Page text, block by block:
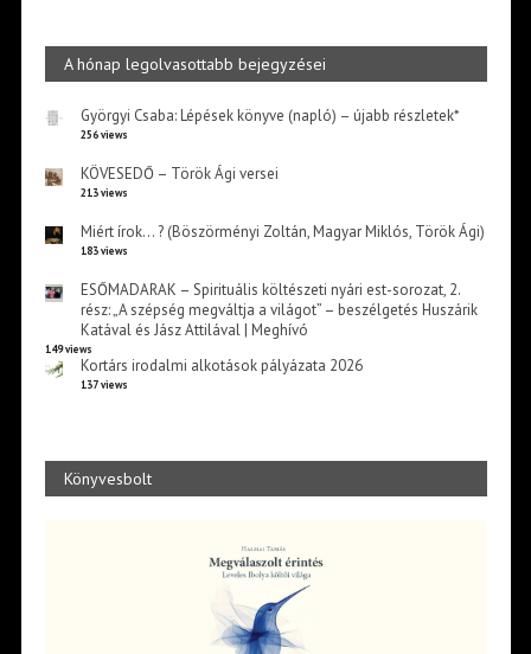
A hónap legolvasottabb bejegyzései
Györgyi Csaba: Lépések könyve (napló) – újabb részletek*
256 views
KÖVESEDŐ – Török Ági versei
213 views
Miért írok… ? (Böszörményi Zoltán, Magyar Miklós, Török Ági)
183 views
ESŐMADARAK – Spirituális költészeti nyári est-sorozat, 2.
rész: „A szépség megváltja a világot” – beszélgetés Huszárik
Katával és Jász Attilával | Meghívó
149 views
Kortárs irodalmi alkotások pályázata 2026
137 views
Könyvesbolt